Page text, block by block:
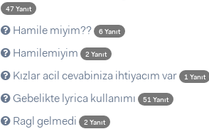
47 Yanıt
Hamile miyim?? 6 Yanıt
Hamilemiyim 2 Yanıt
Kızlar acil cevabiniza ihtiyacım var 1 Yanıt
Gebelikte lyrica kullanımı 51 Yanıt
Ragl gelmedi 2 Yanıt